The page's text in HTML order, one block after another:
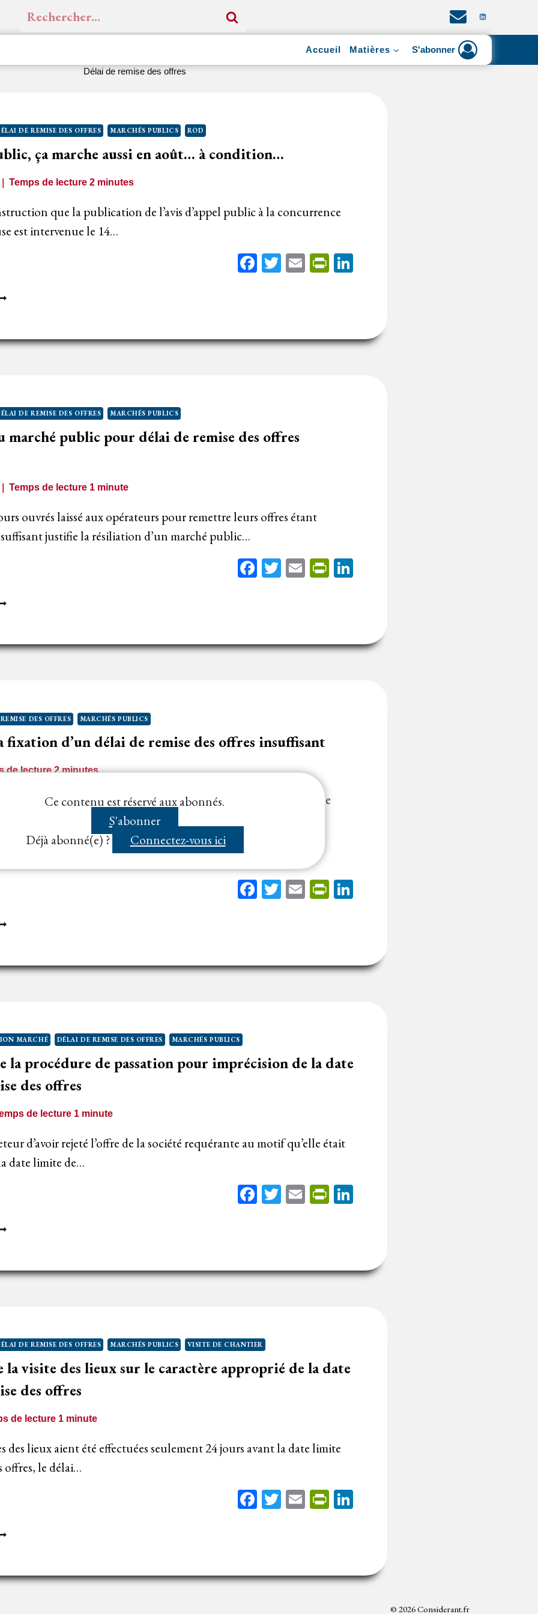
Rechercher :
Accueil Matières S'abonner
Délai de remise des offres
DE REMISE DES OFFRES MARCHÉS PUBLICS ROD
ça marche aussi en août… à condition…
Temps de lecture 2 minutes
que la publication de l’avis d’appel public à la concurrence
est intervenue le 14…
Facebook
Twitter
EmailPrintFriendly
LinkedIn
DE REMISE DES OFFRES MARCHÉS PUBLICS
public pour délai de remise des offres
Temps de lecture 1 minute
ouvrés laissé aux opérateurs pour remettre leurs offres étant
justifie la résiliation d’un marché public…
Facebook
Twitter
EmailPrintFriendly
LinkedIn
DES OFFRES MARCHÉS PUBLICS
fixation d’un délai de remise des offres insuffisant
de lecture2minutes
adaptée, bien qu’aucun délai entre la publication et la date
imposé par le Code…...
Ce contenu est réservé aux abonnés.
S'abonner
Déjà abonné(e) ?
Connectez-vous ici
Facebook
Twitter
EmailPrintFriendly
LinkedIn
MARCHÉ DÉLAI DE REMISE DES OFFRES MARCHÉS PUBLICS
la procédure de passation pour imprécision de la date
des offres
de lecture 1 minute
d’avoir rejeté l’offre de la société requérante au motif qu’elle était
date limite de…
Facebook
Twitter
EmailPrintFriendly
LinkedIn
DE REMISE DES OFFRES MARCHÉS PUBLICS VISITE DE CHANTIER
la visite des lieux sur le caractère approprié de la date
des offres
de lecture 1 minute
des lieux aient été effectuées seulement 24 jours avant la date limite
offres, le délai…
Facebook
Twitter
EmailPrintFriendly
LinkedIn
© 2026 Considerant.fr